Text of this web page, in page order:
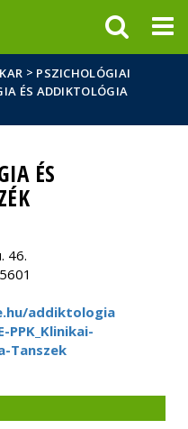
> PSZICHOLÓGIAI
ÉS ADDIKTOLÓGIA
ÉS
46.
addiktologia
Tanszek